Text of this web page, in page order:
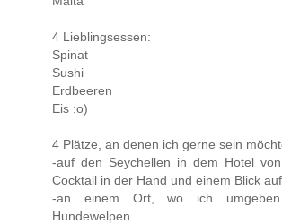
4 Lieblingsessen:
Spinat
Sushi
Erdbeeren
Eis :o)
4 Plätze, an denen ich gerne sein
-auf den Seychellen in dem Hotel
Cocktail in der Hand und einem Blick
-an einem Ort, wo ich
Hundewelpen